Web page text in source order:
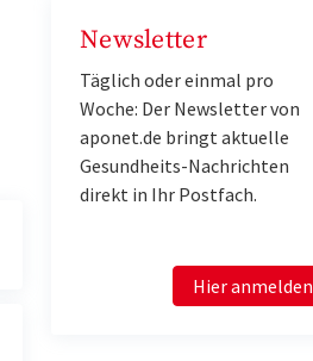
Newsletter
Täglich oder einmal pro
Woche: Der Newsletter von
aponet.de bringt aktuelle
Gesundheits-Nachrichten
direkt in Ihr Postfach.
Hier anmelden